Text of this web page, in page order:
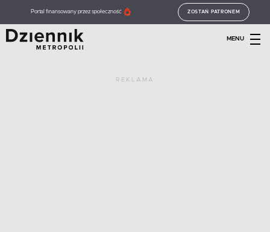
Portal finansowany przez społeczność ZOSTAŃ PATRONEM
MENU
REKLAMA